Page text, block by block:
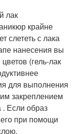
лак
крайне
слететь с лака
нанесения вы
(гель-лак
для выполнения
закреплением
Если образ
при помощи